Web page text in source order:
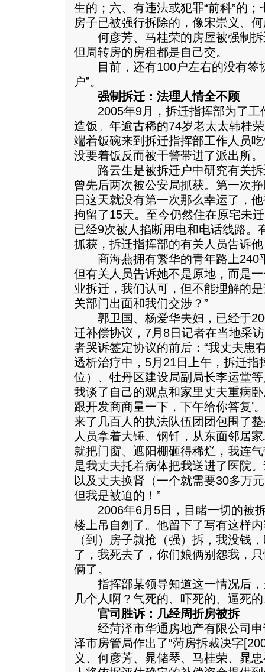
生的；六、有违法或犯罪“前科”的
房子已被强行拆除的，像宋崇义、
何彦芳、马桂荣的房屋被强制拆
但周转房的房租都是自己交。
目前，还有100户左右的没有签
户”。
强制拆迁：法理人情全不顾
2005年9月，拆迁指挥部为了工
造饭。年逾古稀的74岁老太太韩桂
端着饭碗来到拆迁指挥部工作人员
没要着饭反而被干警带进了派出所。
路云生是被拆迁户中研究有关拆
曾先后两次被公安局抓获。第一次
日这天就没有第一次那么幸运了，
拘留了15天。至今仍然住在原宅未
已经9次被人掐断用电和电话线路。
抓获，拆迁指挥部的有关人员告诉他
商海燕拥有繁华的青年路上240
但有关人员告诉她不是原地，而是
业拆迁，我们认可，但不能理解的
关部门出面和我们交涉？”
郭卫国、杨爱华夫妇，已经于
迁补偿协议，7月8日记者在当地采
者哭诉签定协议的前后：“我丈夫患
透析治疗中，5月21日上午，拆迁指
位）、牡丹区建设局副局长李运堂
我谈了自己的观点和家里丈夫重病
跟开发商商量一下，下午给你答复’
来了几百人的执法队伍团团包围了
人员拿着大锤、钢钎，从东面邻居
就把门窗、遮阳棚砸得稀烂，我连
是我丈夫托着病体把我送进了医院
以及丈夫换肾（一个就需要30多万
但我是被迫的！”
2006年6月5日，目睹一切的被拆
楼上吊自刎了。他留下了写有这样
（到）房子就抢（强）拆，我没钱
了，我死去了，你们娘俩别怨我，
俩了。
指挥部某领导知道这一情况后，
几个人啊？气死的、吓死的、逼死
官司胜诉：几经周折房被拆
经菏泽市华通房地产有限公司申
泽市房管局作出了“菏房拆裁决字
义、何彦芳、晁储琴、马桂荣、晁